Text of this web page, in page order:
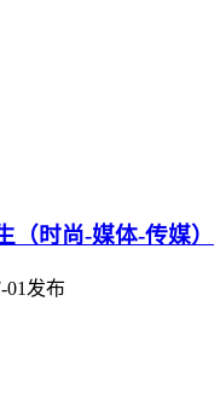
（时尚-媒体-传媒）
01发布